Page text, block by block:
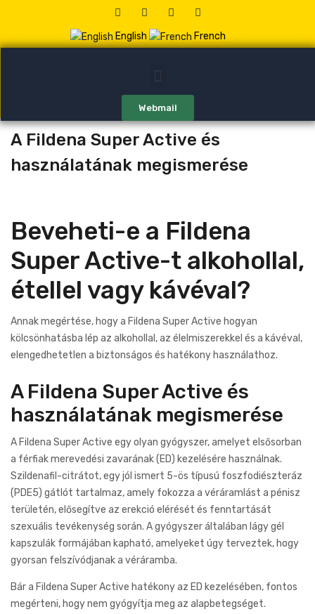
English French
Webmail
A Fildena Super Active és
használatának megismerése
Beveheti-e a Fildena
Super Active-t alkohollal,
étellel vagy kávéval?
Annak megértése, hogy a Fildena Super Active hogyan
kölcsönhatásba lép az alkohollal, az élelmiszerekkel és a kávéval,
elengedhetetlen a biztonságos és hatékony használathoz.
A Fildena Super Active és
használatának megismerése
A Fildena Super Active egy olyan gyógyszer, amelyet elsősorban
a férfiak merevedési zavarának (ED) kezelésére használnak.
Szildenafil-citrátot, egy jól ismert 5-ös típusú foszfodiészteráz
(PDE5) gátlót tartalmaz, amely fokozza a véráramlást a pénisz
területén, elősegítve az erekció elérését és fenntartását
szexuális tevékenység során. A gyógyszer általában lágy gél
kapszulák formájában kapható, amelyeket úgy terveztek, hogy
gyorsan felszívódjanak a véráramba.
Bár a Fildena Super Active hatékony az ED kezelésében, fontos
megérteni, hogy nem gyógyítja meg az alapbetegséget.